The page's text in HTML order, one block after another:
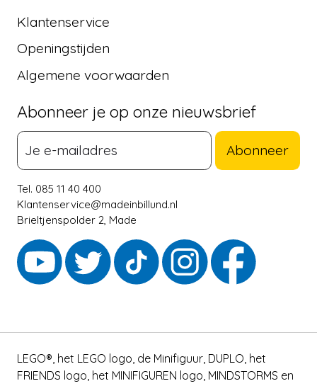
Klantenservice
Openingstijden
Algemene voorwaarden
Abonneer je op onze nieuwsbrief
Abonneer
Tel. 085 11 40 400
Klantenservice@madeinbillund.nl
Brieltjenspolder 2, Made
LEGO®, het LEGO logo, de Minifiguur, DUPLO, het
FRIENDS logo, het MINIFIGUREN logo, MINDSTORMS en